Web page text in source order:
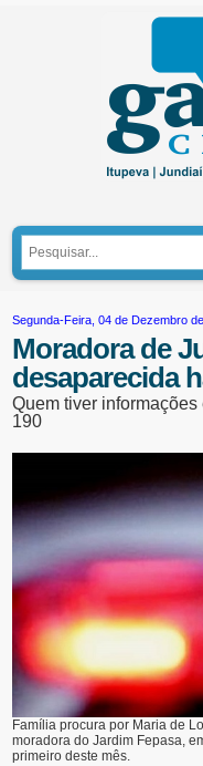
Segunda-Feira, 04 de Dezembro
Moradora de
desaparecida
Quem tiver
190
Família procura por Maria de
moradora do Jardim Fepasa,
primeiro deste mês.